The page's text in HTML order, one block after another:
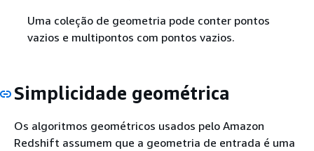
Uma coleção de geometria pode conter pontos
vazios e multipontos com pontos vazios.
Simplicidade geométrica
Os algoritmos geométricos usados pelo Amazon
Redshift assumem que a geometria de entrada é uma